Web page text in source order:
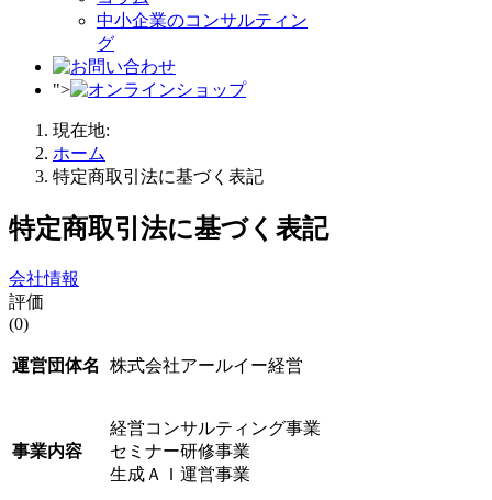
中小企業のコンサルティン
グ
">
現在地:
ホーム
特定商取引法に基づく表記
特定商取引法に基づく表記
会社情報
評価
(0)
運営団体名 株式会社アールイー経営
事業内容
経営コンサルティング事業
セミナー研修事業
生成ＡＩ運営事業